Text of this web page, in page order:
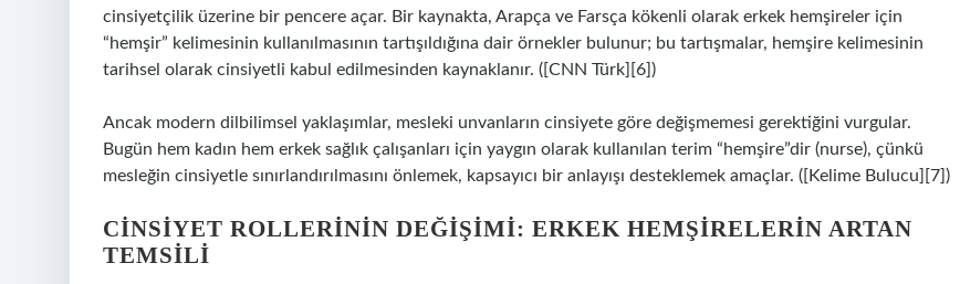
cinsiyetçilik üzerine bir pencere açar. Bir kaynakta, Arapça ve Farsça kökenli olarak erkek hemşireler için
“hemşir” kelimesinin kullanılmasının tartışıldığına dair örnekler bulunur; bu tartışmalar, hemşire kelimesinin
tarihsel olarak cinsiyetli kabul edilmesinden kaynaklanır. ([CNN Türk][6])
Ancak modern dilbilimsel yaklaşımlar, mesleki unvanların cinsiyete göre değişmemesi gerektiğini vurgular.
Bugün hem kadın hem erkek sağlık çalışanları için yaygın olarak kullanılan terim “hemşire”dir (nurse), çünkü
mesleğin cinsiyetle sınırlandırılmasını önlemek, kapsayıcı bir anlayışı desteklemek amaçlar. ([Kelime Bulucu][7])
CINSIYET ROLLERININ DEĞIŞIMI: ERKEK HEMŞIRELERIN ARTAN
TEMSILI